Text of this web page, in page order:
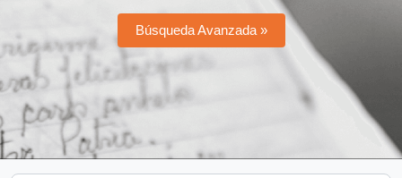
Búsqueda Avanzada »